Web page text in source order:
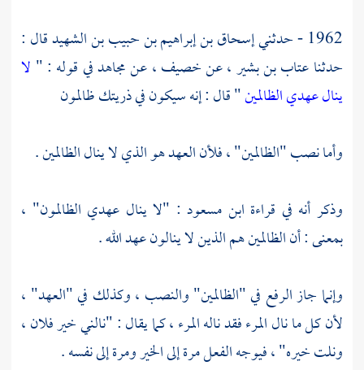
1962 - حدثني
إسحاق بن إبراهيم بن حبيب بن الشهيدقال :
حدثناعتاب بن بشير، عنخصيف، عنمجاهدفي قوله : " لا
ينال عهدي الظالمين" قال : إنه سيكون في ذريتك ظالمون
وأما نصب "الظالمين" ، فلأن العهد هو الذي لا ينال الظالمين .
وذكر أنه في قراءة ابن مسعود : "لا ينال عهدي الظالمون" ،
بمعنى : أن الظالمين هم الذين لا ينالون عهد الله .
وإنما جاز الرفع في "الظالمين" والنصب ، وكذلك في "العهد" ،
لأن كل ما نال المرء فقد ناله المرء ، كما يقال : "نالني خير فلان ،
ونلت خيره" ، فيوجه الفعل مرة إلى الخير ومرة إلى نفسه .